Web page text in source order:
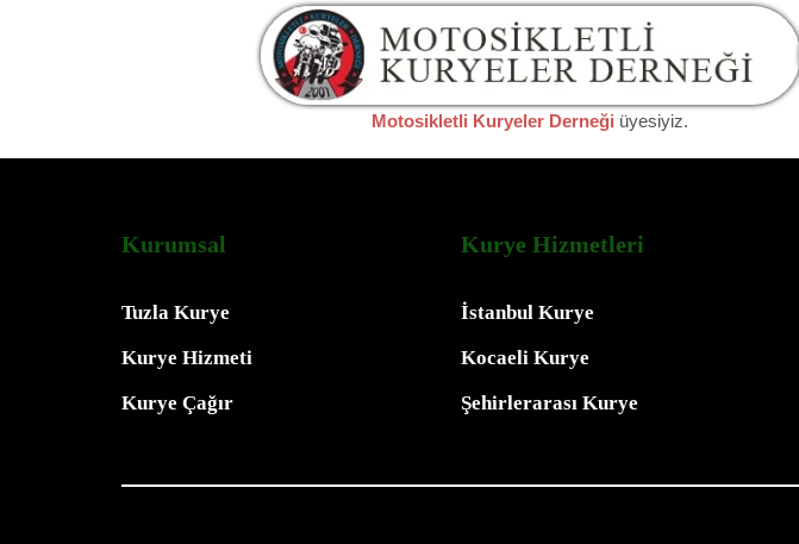
Motosikletli Kuryeler Derneği üyesiyiz.
Kurumsal
Tuzla Kurye
Kurye Hizmeti
Kurye Çağır
Kurye Hizmetleri
İstanbul Kurye
Kocaeli Kurye
Şehirlerarası Kurye